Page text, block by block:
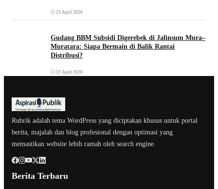
23 April 2026
Gudang BBM Subsidi Digerebek di Jalinsum Mura–
Muratara: Siapa Bermain di Balik Rantai
Distribusi?
22 April 2026
Rubrik adalah tema WordPress yang diciptakan khusus untuk portal
berita, majalah dan blog profesional dengan optimasi yang
memastikan website lebih ramah oleh search engine.
Berita Terbaru